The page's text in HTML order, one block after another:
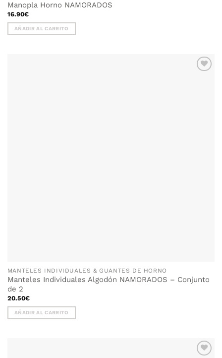
Manopla Horno NAMORADOS
16.90€
AÑADIR AL CARRITO
MANTELES INDIVIDUALES & GUANTES DE HORNO
Manteles Individuales Algodón NAMORADOS – Conjunto
de 2
20.50€
AÑADIR AL CARRITO